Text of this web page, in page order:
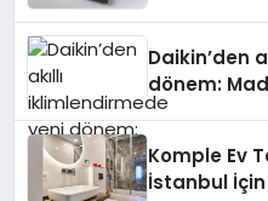
Daikin’den
dönem:
Komple Ev
İstanbul İçin